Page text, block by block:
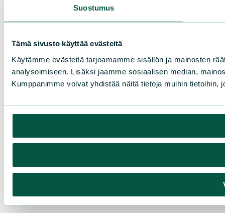
Suostumus
Tämä sivusto käyttää evästeitä
Käytämme evästeitä tarjoamamme sisällön ja mainosten
analysoimiseen. Lisäksi jaamme sosiaalisen median,
Kumppanimme voivat yhdistää näitä tietoja muihin tietoihin,